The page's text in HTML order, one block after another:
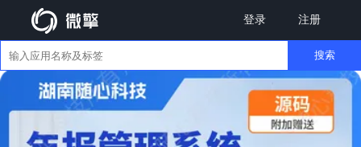
登录 注册
搜索